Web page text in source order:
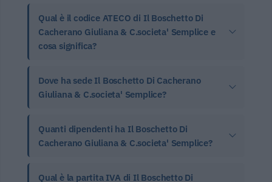
Qual è il codice ATECO di Il Boschetto Di
Cacherano Giuliana & C.societa' Semplice e
cosa significa?
Dove ha sede Il Boschetto Di Cacherano
Giuliana & C.societa' Semplice?
Quanti dipendenti ha Il Boschetto Di
Cacherano Giuliana & C.societa' Semplice?
Qual è la partita IVA di Il Boschetto Di